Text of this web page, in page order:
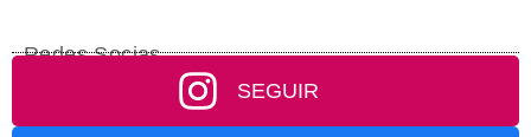
Redes Socias
SEGUIR